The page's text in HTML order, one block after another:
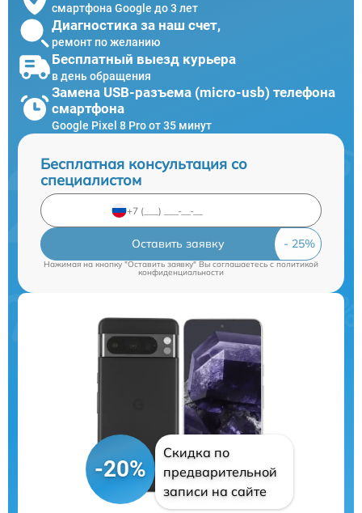
смартфона Google до 3 лет
Диагностика за наш счет,
ремонт по желанию
Бесплатный выезд курьера
в день обращения
Замена USB-разъема (micro-usb) телефона
смартфона
Google Pixel 8 Pro от 35 минут
Бесплатная консультация со
специалистом
Оставить заявку
Нажимая на кнопку "Оставить заявку" Вы соглашаетесь c политикой
конфиденциальности
-20%
Скидка по
предварительной
записи на сайте